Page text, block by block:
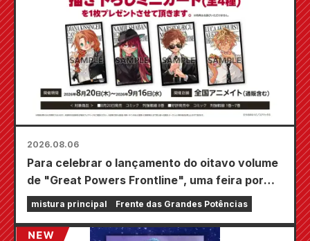
2026.08.06
Para celebrar o lançamento do oitavo volume
de "Great Powers Frontline", uma feira por
tempo limitado será realizada nas lojas
Animate em todo o país a partir de 20 de
agosto, onde você poderá adquirir um mini
mistura principal Frente das Grandes Potências